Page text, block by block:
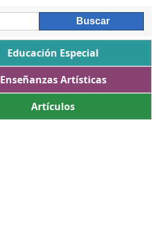
Educación Especial
Enseñanzas Artísticas
Artículos